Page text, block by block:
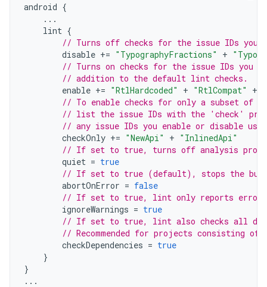
android {
...
lint {
// Turns off checks for the issue IDs you
disable += "TypographyFractions" +
// Turns on checks for the issue IDs you
// addition to the default lint checks.
enable += "RtlHardcoded" + "RtlCompat" +
// To enable checks for only a subset of
// list the issue IDs with the 'check'
// any issue IDs you enable or disable
checkOnly += "NewApi" + "InlinedApi"
// If set to true, turns off analysis
quiet = true
// If set to true (default), stops the
abortOnError = false
// If set to true, lint only reports
ignoreWarnings = true
// If set to true, lint also checks all
// Recommended for projects consisting of
checkDependencies = true
}
}
...